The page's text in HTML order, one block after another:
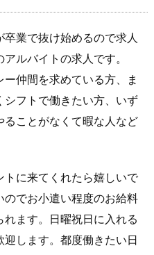
業で抜け始めるので求人
ルバイトの求人です。
仲間を求めている方、ま
フトで働きたい方、いず
ことがなくて暇な人など
に来てくれたら嬉しいで
でお小遣い程度のお給料
ます。日曜祝日に入れる
します。都度働きたい日